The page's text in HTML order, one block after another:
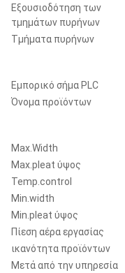
Εξουσιοδότηση των
τμημάτων πυρήνων
Τμήματα πυρήνων
Εμπορικό σήμα PLC
Όνομα προϊόντων
Max.Width
Max.pleat ύψος
Temp.control
Min.width
Min.pleat ύψος
Πίεση αέρα εργασίας
ικανότητα προϊόντων
Μετά από την υπηρεσία